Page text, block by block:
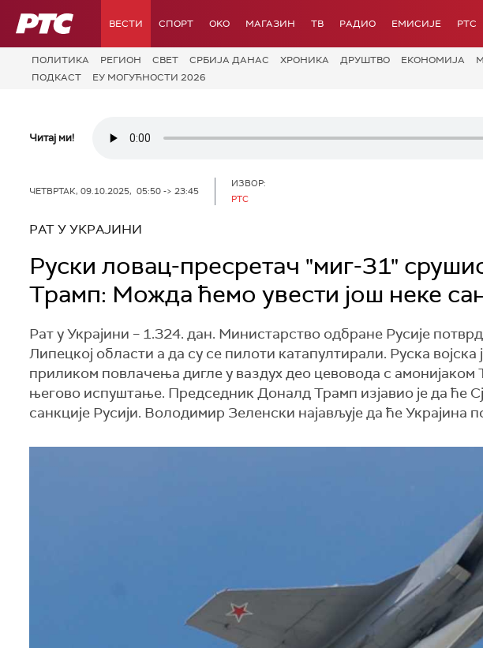
РТС ВЕСТИ СПОРТ OKO МАГАЗИН ТВ РАДИО ЕМИСИЈЕ РТС
ПОЛИТИКА РЕГИОН СВЕТ СРБИЈА ДАНАС ХРОНИКА ДРУШТВО ЕКОНОМИЈА
ПОДКАСТ
ЕУ МОГУЋНОСТИ 2026
Читај ми!
ЧЕТВРТАК, 09.10.2025, 05:50 -> 23:45
ИЗВОР:
РТС
РАТ У УКРАЈИНИ
Руски ловац-пресретач "миг-31"
Трамп: Можда ћемо увести још неке
Рат у Украјини – 1.324. дан. Министарство одбране Русије
Липецкој области а да су се пилоти катапултирали. Руска војска
приликом повлачења дигле у ваздух део цевовода с
његово испуштање. Председник Доналд Трамп изјавио је да ће
санкције Русији. Володимир Зеленски најављује да ће Украјина